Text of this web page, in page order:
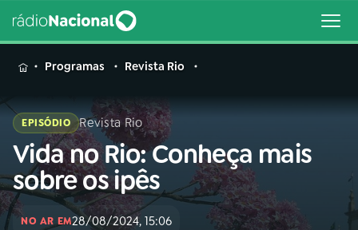
MENU
Buscar
na
Rádio
Nacional
Buscar
Programas Revista Rio
EPISÓDIO Revista Rio
Vida no Rio: Conheça mais
sobre os ipês
NO AR EM28/08/2024, 15:06